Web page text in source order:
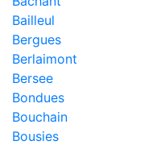
Bailleul
Bergues
Berlaimont
Bersee
Bondues
Bouchain
Bousies